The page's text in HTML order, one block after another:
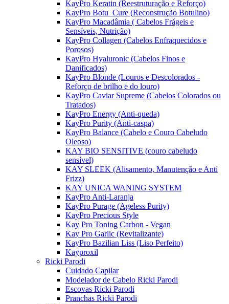
KayPro Keratin (Reestruturação e Reforço)
KayPro Botu_Cure (Reconstrução Botulino)
KayPro Macadâmia ( Cabelos Frágeis e
Sensíveis, Nutrição)
KayPro Collagen (Cabelos Enfraquecidos e
Porosos)
KayPro Hyaluronic (Cabelos Finos e
Danificados)
KayPro Blonde (Louros e Descolorados -
Reforço de brilho e do louro)
KayPro Caviar Supreme (Cabelos Colorados ou
Tratados)
KayPro Energy (Anti-queda)
KayPro Purity (Anti-caspa)
KayPro Balance (Cabelo e Couro Cabeludo
Oleoso)
KAY BIO SENSITIVE (couro cabeludo
sensível)
KAY SLEEK (Alisamento, Manutenção e Anti
Frizz)
KAY UNICA WANING SYSTEM
KayPro Anti-Laranja
KayPro Purage (Ageless Purity)
KayPro Precious Style
Kay Pro Toning Carbon - Vegan
Kay Pro Garlic (Revitalizante)
KayPro Bazilian Liss (Liso Perfeito)
Kayproxil
Ricki Parodi
Cuidado Capilar
Modelador de Cabelo Ricki Parodi
Escovas Ricki Parodi
Pranchas Ricki Parodi